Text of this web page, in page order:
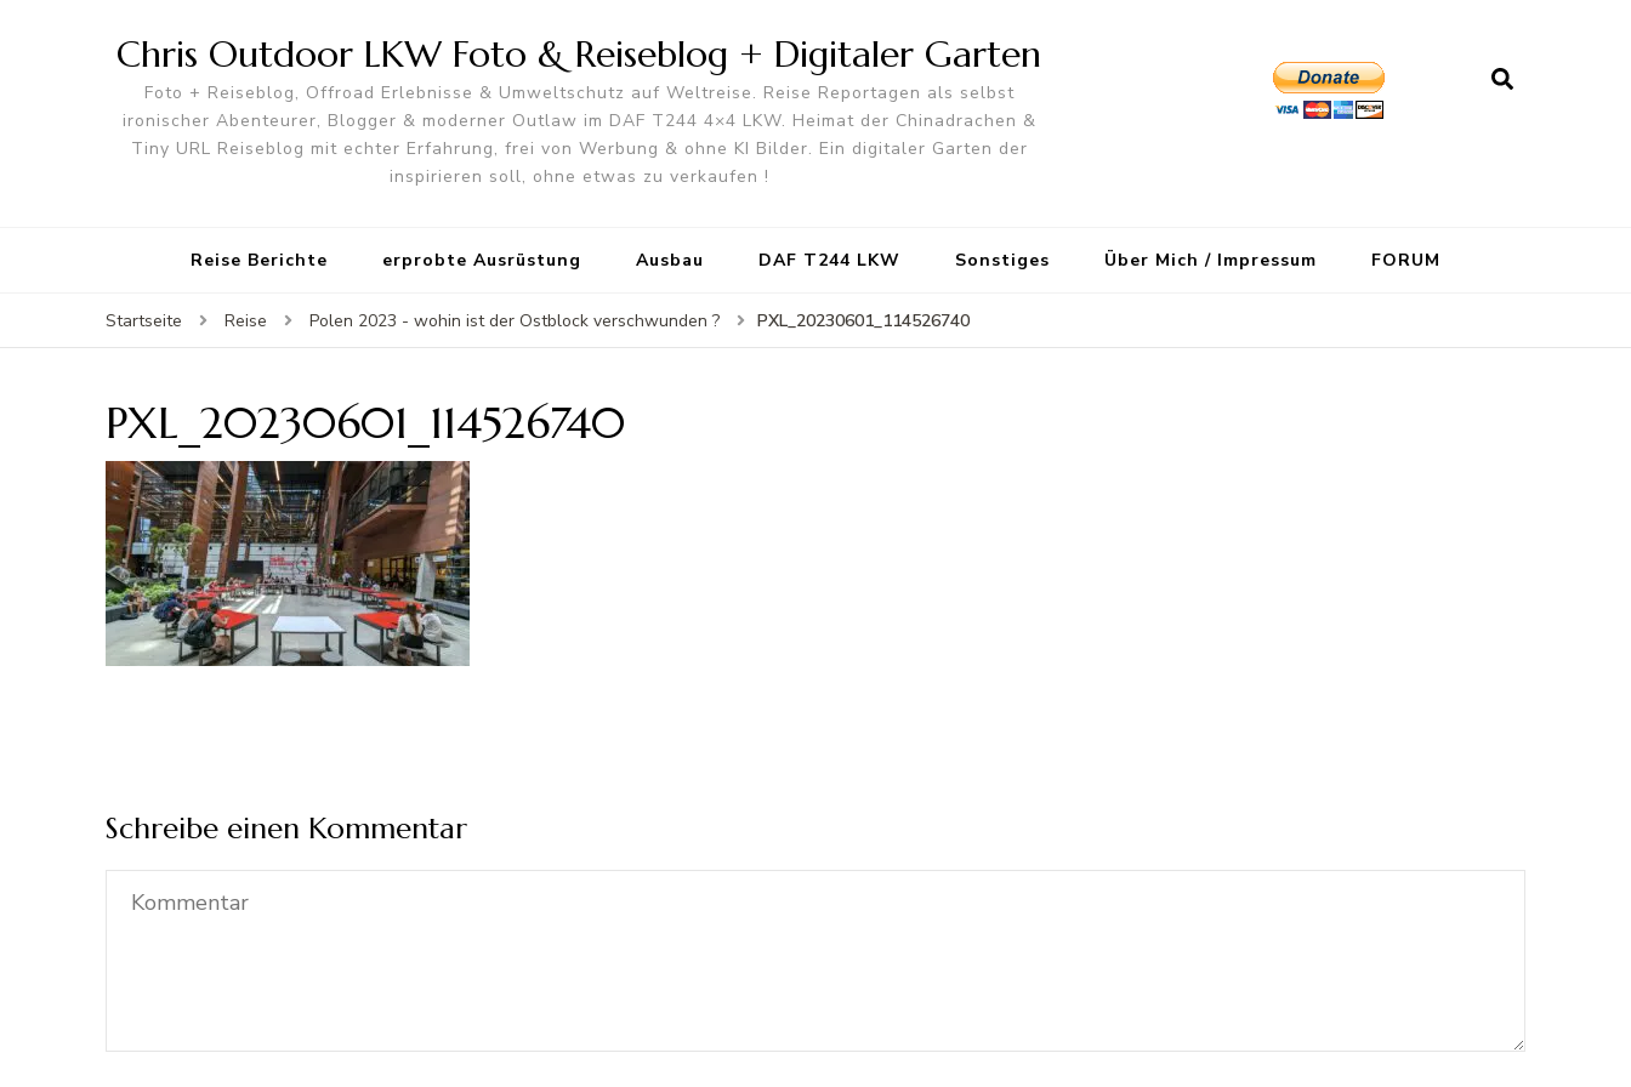
Chris Outdoor LKW Foto & Reiseblog + Digitaler Garten
Foto + Reiseblog, Offroad Erlebnisse & Umweltschutz auf Weltreise. Reise Reportagen als selbst
ironischer Abenteurer, Blogger & moderner Outlaw im DAF T244 4×4 LKW. Heimat der Chinadrachen &
Tiny URL Reiseblog mit echter Erfahrung, frei von Werbung & ohne KI Bilder. Ein digitaler Garten der
inspirieren soll, ohne etwas zu verkaufen !
Reise Berichte erprobte Ausrüstung Ausbau DAF T244 LKW Sonstiges Über Mich / Impressum FORUM
Startseite Reise Polen 2023 - wohin ist der Ostblock verschwunden ? PXL_20230601_114526740
PXL_20230601_114526740
Schreibe einen Kommentar